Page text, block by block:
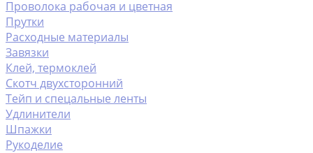
Проволока рабочая и цветная
Прутки
Расходные материалы
Завязки
Клей, термоклей
Скотч двухсторонний
Тейп и спецальные ленты
Удлинители
Шпажки
Рукоделие